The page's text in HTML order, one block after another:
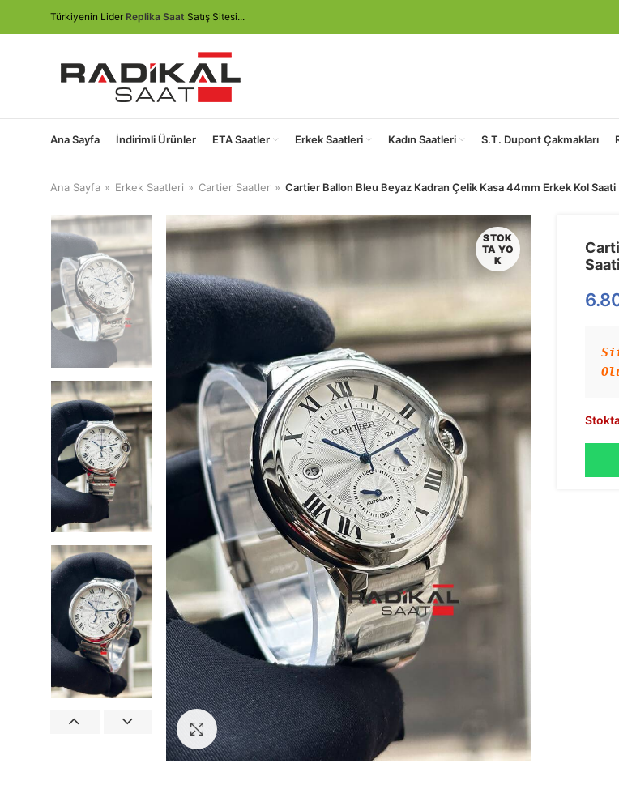
Türkiyenin Lider Replika Saat Satış Sitesi...
Ana Sayfa İndirimli Ürünler ETA Saatler Erkek Saatleri Kadın Saatleri S.T. Dupont Çakmakları
Ana Sayfa Erkek Saatleri Cartier Saatler Cartier Ballon Bleu Beyaz Kadran Çelik Kasa 44mm Erkek Kol Saati
STOK
TA YO
K
Görseli Büyütün
Saati